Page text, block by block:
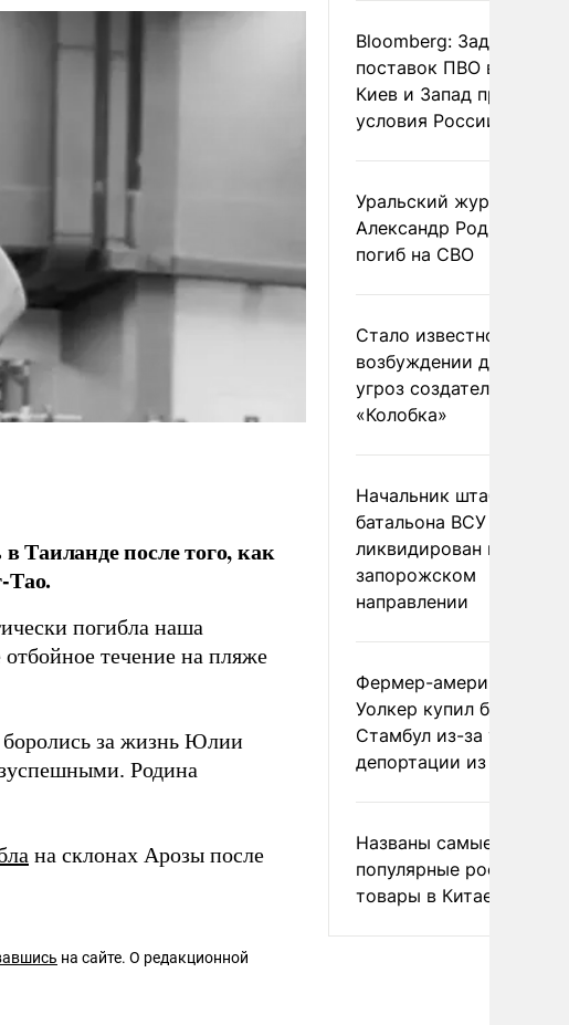
Таиланде после того, как
Тао.
погибла наша
течение на пляже
за жизнь Юлии
Родина
на склонах Арозы после
на сайте. О редакционной
Bloomberg: Задержка
поставок ПВО вынудит
Киев и Запад принять
условия России
Уральский журналист
Александр Родионов
погиб на СВО
Стало известно о
возбуждении дела из-
угроз создателям
«Колобка»
Начальник штаба
батальона ВСУ
ликвидирован на
запорожском
направлении
Фермер-американец
Уолкер купил билет в
Стамбул из-за угрозы
депортации из России
Названы самые
популярные российские
товары в Китае